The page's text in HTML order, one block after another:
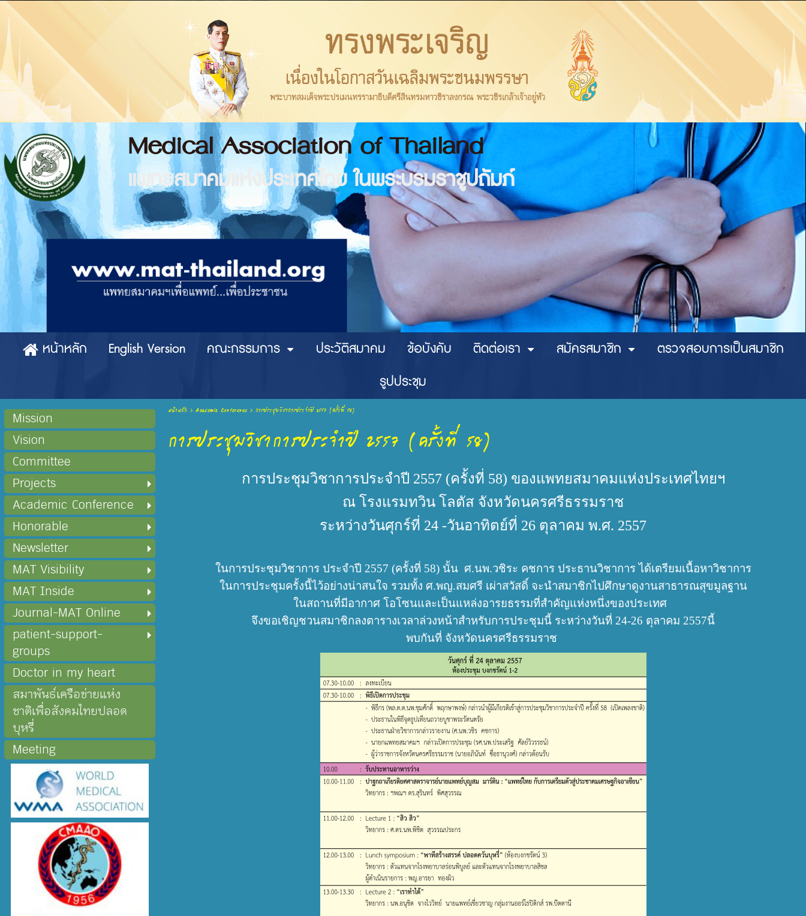
Medical Association of Thailand
แพทยสมาคมแห่งประเทศไทย ในพระบรมราชูปถัมภ์
หน้าหลัก English Version คณะกรรมการ ประวัติสมาคม ข้อบังคับ ติดต่อเรา สมัครสมาชิก
ตรวจสอบการเป็นสมาชิก
รูปประชุม
Mission
Vision
Committee
Projects
Academic Conference
Honorable
Newsletter
MAT Visibility
MAT Inside
Journal-MAT Online
patient-support-
groups
Doctor in my heart
สมาพันธ์เครือข่ายแห่ง
ชาติเพื่อสังคมไทยปลอด
บุหรี่
Meeting
หน้าหลัก> Academic Conference> การประชุมวิชาการประจำปี 2557 (ครั้งที่ 58)
การประชุมวิชาการประจำปี 2557 (ครั้งที่ 58)
การประชุมวิชาการประจำปี 2557 (ครั้งที่ 58) ของแพทยสมาคมแห่งประเทศไทยฯ
ณ โรงแรมทวิน โลตัส จังหวัดนครศรีธรรมราช
ระหว่างวันศุกร์ที่ 24 -วันอาทิตย์ที่ 26 ตุลาคม พ.ศ. 2557
ในการประชุมวิชาการ ประจำปี 2557 (ครั้งที่ 58) นั้น ศ.นพ.วชิระ คชการ ประธานวิชาการ ได้เตรียมเนื้อหาวิชาการ
ในการประชุมครั้งนี้ไว้อย่างน่าสนใจ รวมทั้ง ศ.พญ.สมศรี เผ่าสวัสดิ์ จะนำสมาชิกไปศึกษาดูงานสาธารณสุขมูลฐาน
ในสถานที่มีอากาศ โอโซนและเป็นแหล่งอารยธรรมที่สำคัญแห่งหนึ่งของประเทศ
จึงขอเชิญชวนสมาชิกลงตารางเวลาล่วงหน้าสำหรับการประชุมนี้ ระหว่างวันที่ 24-26 ตุลาคม 2557นี้
พบกันที่ จังหวัดนครศรีธรรมราช